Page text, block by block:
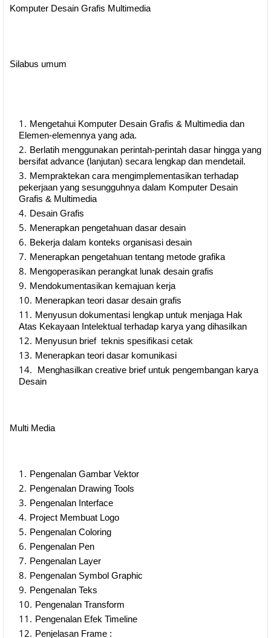
Komputer Desain Grafis Multimedia
Silabus umum
Mengetahui Komputer Desain Grafis & Multimedia dan
Elemen-elemennya yang ada.
Berlatih menggunakan perintah-perintah dasar hingga yang
bersifat advance (lanjutan) secara lengkap dan mendetail.
Mempraktekan cara mengimplementasikan terhadap
pekerjaan yang sesungguhnya dalam Komputer Desain
Grafis & Multimedia
Desain Grafis
Menerapkan pengetahuan dasar desain
Bekerja dalam konteks organisasi desain
Menerapkan pengetahuan tentang metode grafika
Mengoperasikan perangkat lunak desain grafis
Mendokumentasikan kemajuan kerja
Menerapkan teori dasar desain grafis
Menyusun dokumentasi lengkap untuk menjaga Hak
Atas Kekayaan Intelektual terhadap karya yang dihasilkan
Menyusun brief teknis spesifikasi cetak
Menerapkan teori dasar komunikasi
Menghasilkan creative brief untuk pengembangan karya
Desain
Multi Media
Pengenalan Gambar Vektor
Pengenalan Drawing Tools
Pengenalan Interface
Project Membuat Logo
Pengenalan Coloring
Pengenalan Pen
Pengenalan Layer
Pengenalan Symbol Graphic
Pengenalan Teks
Pengenalan Transform
Pengenalan Efek Timeline
Penjelasan Frame :